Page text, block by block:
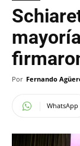
Por Fernando
WhatsApp